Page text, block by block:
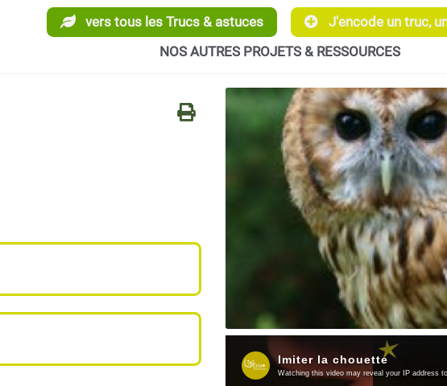
vers tous les Trucs & astuces
J'encode un truc,
NOS AUTRES PROJETS & RESSOURCES